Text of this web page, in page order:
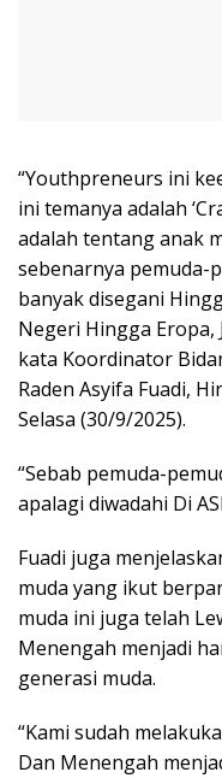
“Youthpreneurs ini
ini temanya adalah
adalah tentang anak
sebenarnya pemuda-
banyak disegani
Negeri Hingga Eropa,
kata Koordinator
Raden Asyifa Fuadi,
Selasa (30/9/2025).
“Sebab pemuda-
apalagi diwadahi Di
Fuadi juga
muda yang ikut
muda ini juga telah
Menengah menjadi
generasi muda.
“Kami sudah
Dan Menengah